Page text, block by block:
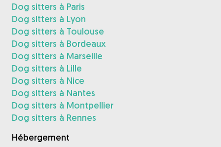
Dog sitters à Paris
Dog sitters à Lyon
Dog sitters à Toulouse
Dog sitters à Bordeaux
Dog sitters à Marseille
Dog sitters à Lille
Dog sitters à Nice
Dog sitters à Nantes
Dog sitters à Montpellier
Dog sitters à Rennes
Hébergement